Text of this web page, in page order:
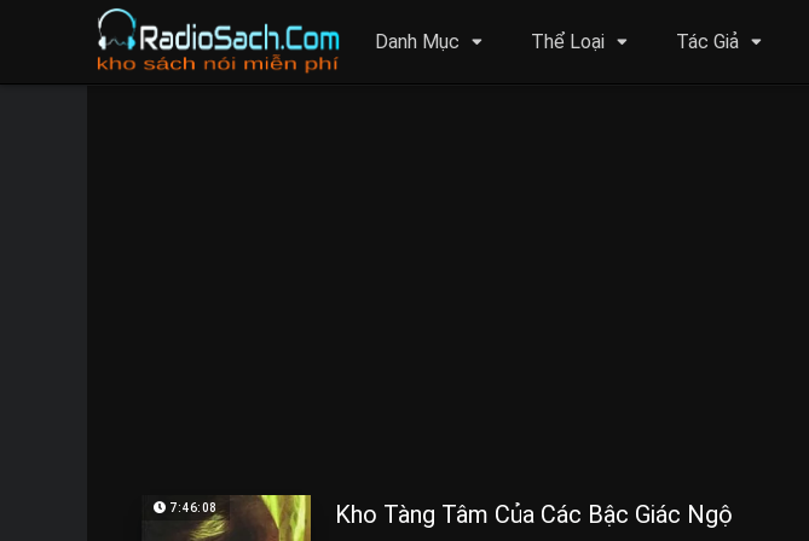
Danh Mục Thể Loại Tác Giả
7:46:08 Kho Tàng Tâm Của Các Bậc Giác Ngộ